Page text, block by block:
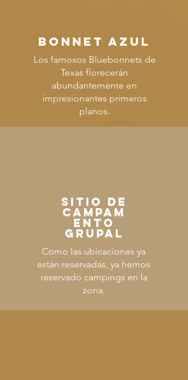
BONNET AZUL
Los famosos Bluebonnets de
Texas florecerán
abundantemente en
impresionantes primeros
planos.
sitio de
campam
ento
grupal
Como las ubicaciones ya
están reservadas, ya hemos
reservado campings en la
zona.